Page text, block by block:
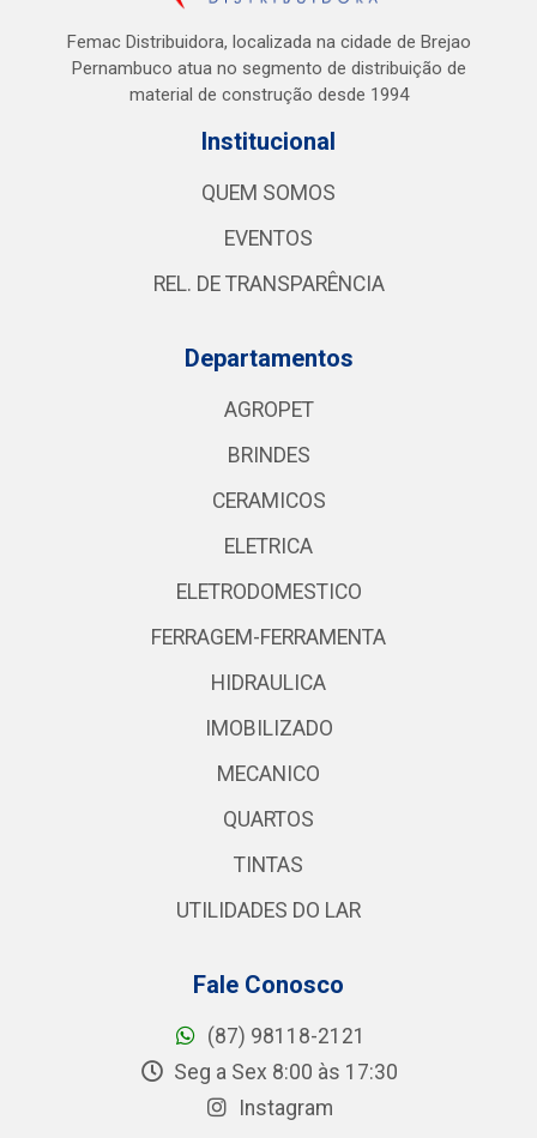
Femac Distribuidora, localizada na cidade de Brejao
Pernambuco atua no segmento de distribuição de
material de construção desde 1994
Institucional
QUEM SOMOS
EVENTOS
REL. DE TRANSPARÊNCIA
Departamentos
AGROPET
BRINDES
CERAMICOS
ELETRICA
ELETRODOMESTICO
FERRAGEM-FERRAMENTA
HIDRAULICA
IMOBILIZADO
MECANICO
QUARTOS
TINTAS
UTILIDADES DO LAR
Fale Conosco
(87) 98118-2121
Seg a Sex 8:00 às 17:30
Instagram